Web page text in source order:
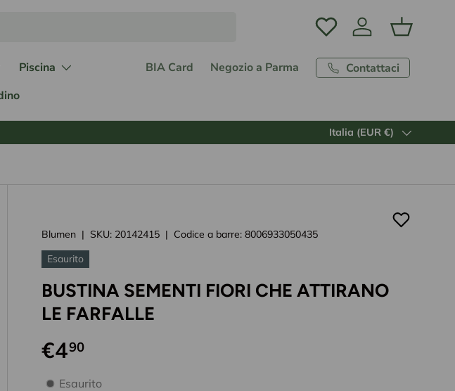
Accedi Carrello
Piscina
BIA Card Negozio a Parma Contattaci
Paese/Regione
Italia (EUR €)
Blumen | SKU: 20142415 | Codice a barre: 8006933050435
Esaurito
BUSTINA SEMENTI FIORI CHE ATTIRANO
LE FARFALLE
€490
disponibilità prodotto
Esaurito